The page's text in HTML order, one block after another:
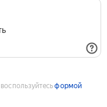
формой